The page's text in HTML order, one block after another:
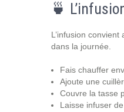
🍵
L’infusion
dans la journée.
Fais chauffer
Ajoute une
Couvre la tasse
Laisse infuser